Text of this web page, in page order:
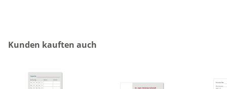
Produktgalerie überspringen
Kunden kauften auch